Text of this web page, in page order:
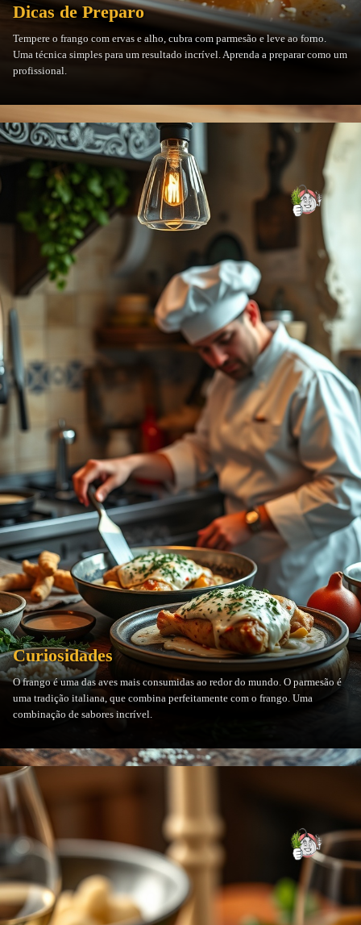
Dicas de Preparo
Tempere o frango com ervas e alho, cubra com parmesão e leve ao forno.
Uma técnica simples para um resultado incrível. Aprenda a preparar como um
profissional.
Curiosidades
O frango é uma das aves mais consumidas ao redor do mundo. O parmesão é
uma tradição italiana, que combina perfeitamente com o frango. Uma
combinação de sabores incrível.